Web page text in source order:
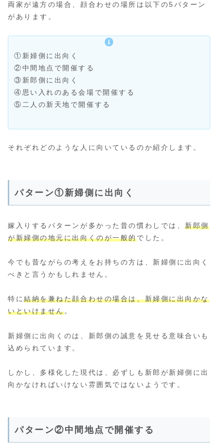
両家が遠方の場合、顔合わせの場所は以下の5パターン
があります。
①新婦側に出向く
②中間地点で開催する
③新郎側に出向く
④思い入れのある会場で開催する
⑤二人の新天地で開催する
それぞれどのような人に向いているのか紹介します。
パターン①新婦側に出向く
嫁入りするパターンが多かった昔の慣わしでは、新郎側
が新婦側の地元に出向くのが一般的でした。
今でも昔ながらの考えをお持ちの方は、新婦側に出向く
べきと言うかもしれません。
特に結納を兼ねた顔合わせの場合は、新婦側に出向かな
いといけません。
新婦側に出向くのは、新郎側の誠意を見せる意味合いも
込められています。
しかし、多様化した現代は、必ずしも新郎が新婦側に出
向かなければいけない雰囲気ではないようです。
パターン②中間地点で開催する